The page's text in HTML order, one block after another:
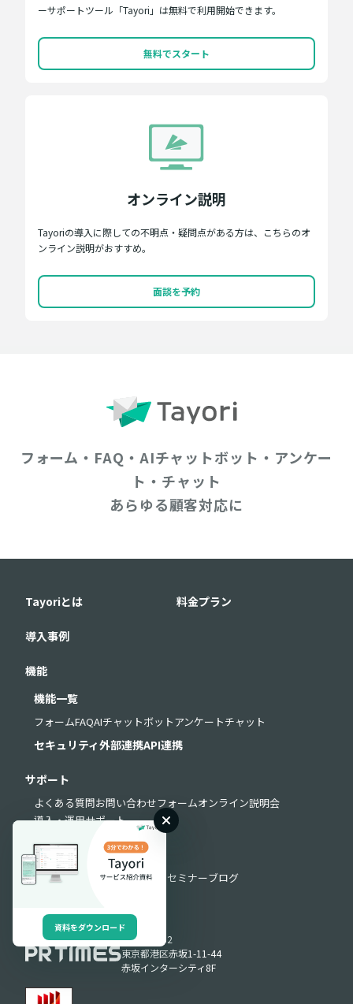
ーサポートツール「Tayori」は無料で利用開始できます。
無料でスタート
オンライン説明
Tayoriの導入に際しての不明点・疑問点がある方は、こちらのオ
ンライン説明がおすすめ。
面談を予約
フォーム・FAQ・AIチャットボット・アンケー
ト・チャット
あらゆる顧客対応に
Tayoriとは 料金プラン
導入事例
機能
機能一覧
フォームFAQAIチャットボットアンケートチャット
セキュリティ外部連携API連携
サポート
よくある質問お問い合わせフォームオンライン説明会
導入・運用サポート
お役立ち情報
お役立ち資料 動画ライブラリ セミナーブログ
Produced by
〒107-0052
東京都港区赤坂1-11-44
赤坂インターシティ8F
資料をダウンロード